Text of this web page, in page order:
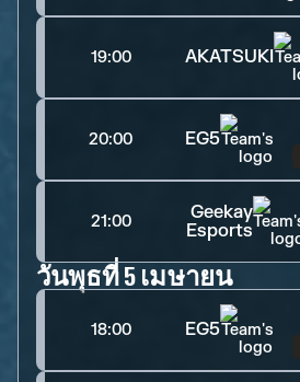
19:00 AKATSUKI
20:00 EG5
21:00
Geekay
Esports
วันพุธที่ 5 เมษายน
18:00 EG5